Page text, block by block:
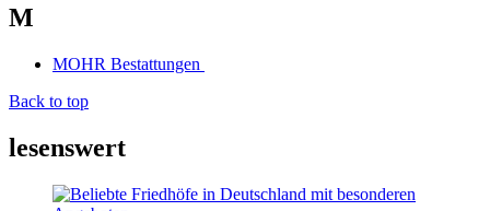
M
MOHR Bestattungen
Back to top
lesenswert